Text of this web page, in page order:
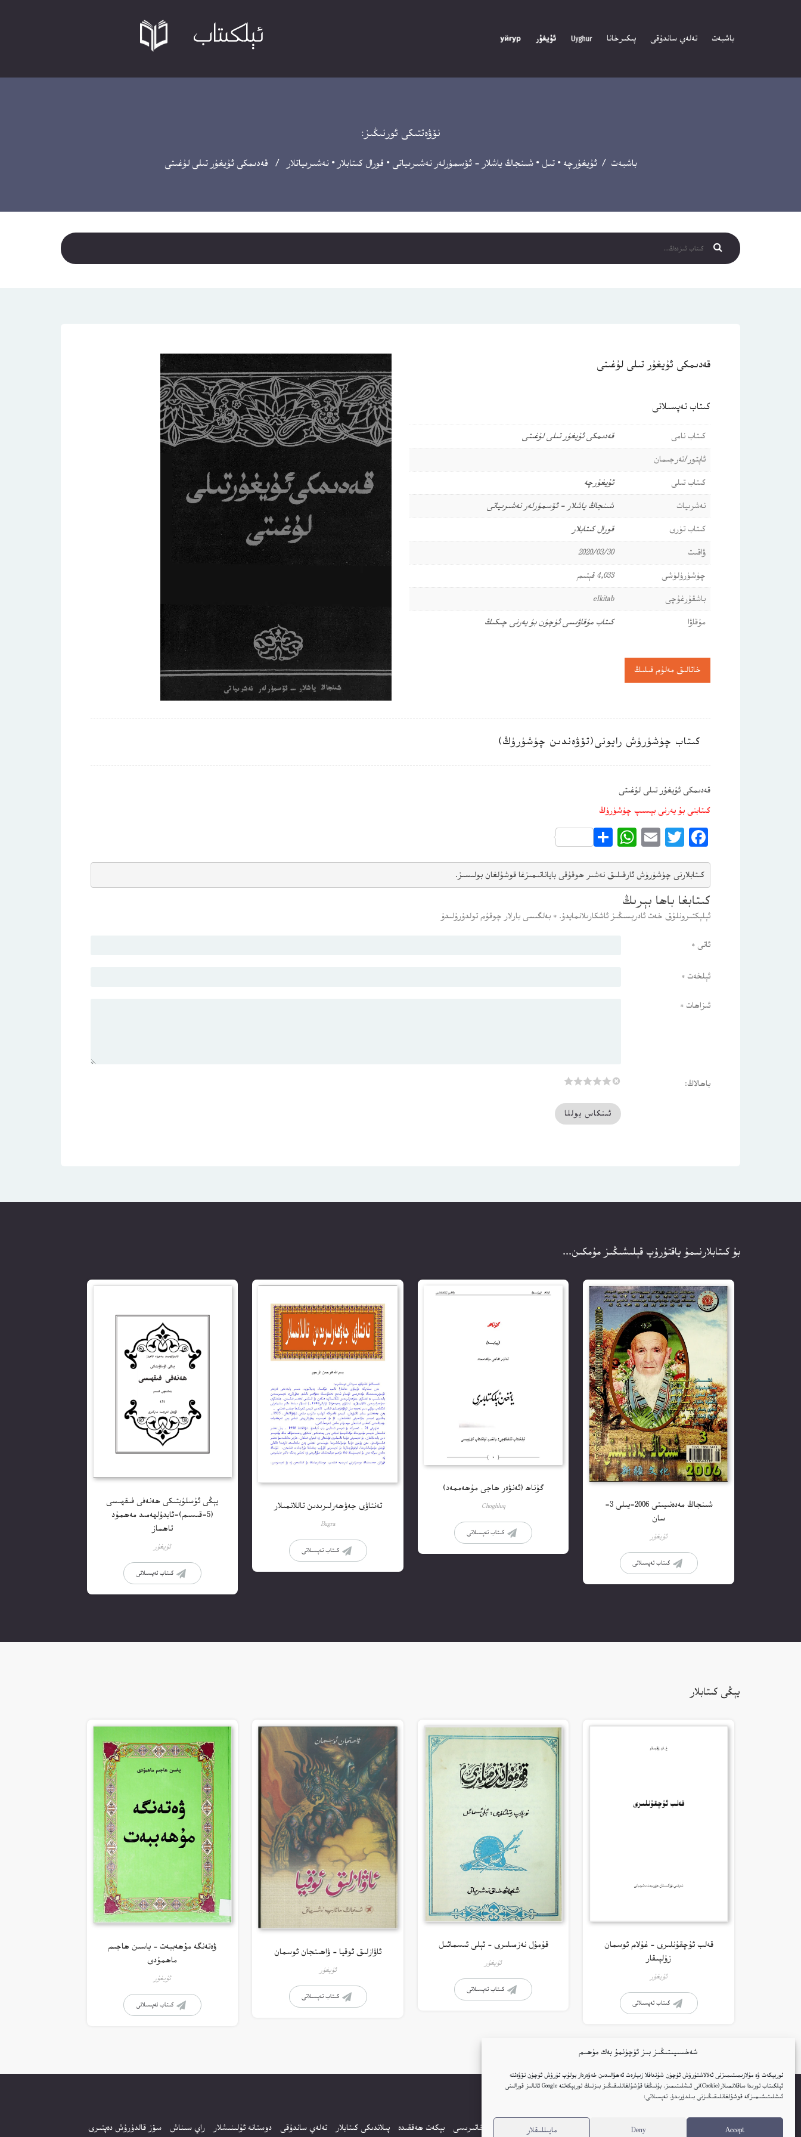
شەخسىيىتىڭىز بىز ئۈچۈنمۇ بەك مۇھىم
توربېكەت ۋە مۇلازىمىتىمىزنى ئەلالاشتۇرۇش ئۈچۈن شۇنداقلا زىيارەت ئەھۋالىدىن خەۋەردار بولۇپ تۇرۇش ئۈچۈن نۆۋەتتە
ئېلكىتاب تورىدا ساقلانمىلار(Cookie)نى ئىشلىتىمىز. بۇنىڭغا قۇشۇلغانلىقىڭىز بىزنىڭ توربېكەتتە Google ئانالىز قورالىنى
ئىشلىتىشىمىزگە قوشۇلغانلىقىڭىزنى بىلدۈرىدۇ. تەپسىلاتى:
Accept
Deny مايىللىقلار
باشبەت تەلەي ساندۇقى پىكىرخانا
نۆۋەتتىكى ئورنىڭىز:
باشبەت /ئۇيغۇرچە •تىل •شىنجاڭ ياشلار - ئۆسمۈرلەر نەشىرىياتى • قورال كىتابلار •نەشىرىياتلار / قەدىمكى ئۇيغۇر تىلى لۇغىتى
قەدىمكى ئۇيغۇر تىلى لۇغىتى
كىتاب تەپسىلاتى
كىتاب نامى
قەدىمكى ئۇيغۇر تىلى لۇغىتى
ئاپتور/تەرجىمان
كىتاب تىلى
ئۇيغۇرچە
نەشرىيات
شىنجاڭ ياشلار - ئۆسمۈرلەر نەشىرىياتى
كىتاب تۈرى
قورال كىتابلار
ۋاقىت
2020/03/30
چۈشۈرۈلۈشى
4,033 قېتىم
باشقۇرغۇچى
elkitab
مۇقاۋا
كىتاب مۇقاۋىسى ئۈچۈن بۇ يەرنى چىكىڭ
خاتالىق مەلۇم قىلىڭ
كىتاب چۈشۈرۈش رايونى(تۆۋەندىن چۈشۈرۈڭ)
قەدىمكى ئۇيغۇر تىلى لۇغىتى
كىتابنى بۇ يەرنى بېسىپ چۈشۈرۈڭ
Facebook
Twitter
Email
WhatsApp
Share
كىتابلارنى چۈشۈرۈش ئارقىلىق نەشىر ھوقۇقى باياناتىمىزغا قوشۇلغان بولىسىز.
كىتابغا باھا بېرىڭ
ئېلېكتىرونلۇق خەت ئادرېسىڭىز ئاشكارىلانمايدۇ. * بەلگىسى بارلار چوقۇم تولدۇرۇلىدۇ
ئاتى *
ئېلخەت *
ئىزاھات *
باھالاڭ:
بۇ كىتابلارنىمۇ ياقتۇرۇپ قېلىشىڭىز مۇمكىن...
شىنجاڭ مەدەنىيىتى 2006-يىلى 3-
سان
ئۇيغۇر
كىتاب تەپسىلاتى
گۇناھ (ئەنۋەر ھاجى مۇھەممەد)
Choghluq
كىتاب تەپسىلاتى
تەنتاۋى جەۋھەرلىرىدىن تاللانمىلار
Bugra
كىتاب تەپسىلاتى
يېڭى ئۇسلۇبتىكى ھەنەفى فىقھىسى
(5-قىسىم)-ئابدۇلھەمىد مەھمۇد
تاھماز
ئۇيغۇر
كىتاب تەپسىلاتى
يېڭى كىتابلار
قەلب ئۇچقۇنلىرى – غۇلام ئوسمان
زۇلپىقار
ئۇيغۇر
كىتاب تەپسىلاتى
قۇمۇل نەزمىلىرى – ئېلى ئىسمائىل
ئۇيغۇر
كىتاب تەپسىلاتى
ئاۋازلىق ئوقيا – ۋاھىتجان ئوسمان
ئۇيغۇر
كىتاب تەپسىلاتى
ۋەتەنگە مۇھەببەت – ياسىن ھاجىم
ماھمۇدى
ئۇيغۇر
كىتاب تەپسىلاتى
ئاۋات كىتابلار ئېلكىتابنىڭ كۈندىلىك خاتىرىسى بېكەت ھەققىدە پىلاندىكى كىتابلار تەلەي ساندۇقى دوستانە ئۇلىنىشلار راي سىناش سۆز قالدۇرۇش دەپتىرى